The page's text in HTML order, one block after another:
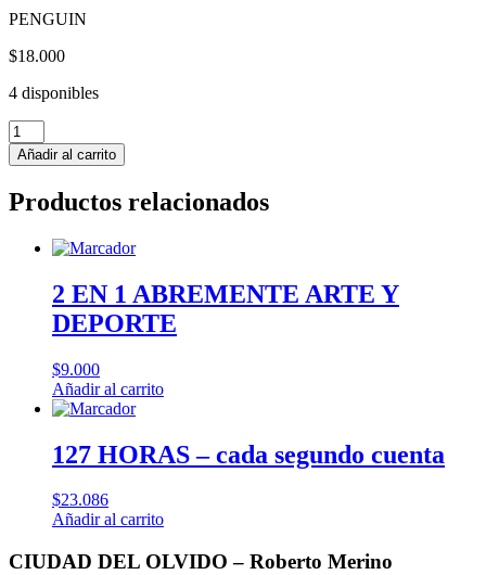
PENGUIN
$18.000
4 disponibles
CIUDAD
DEL
OLVIDO
Roberto
cantidad
Añadir al carrito
Productos relacionados
2 EN 1 ABREMENTE ARTE Y
DEPORTE
$9.000
Añadir al carrito
127 HORAS – cada segundo cuenta
$23.086
Añadir al carrito
CIUDAD DEL OLVIDO – Roberto Merino